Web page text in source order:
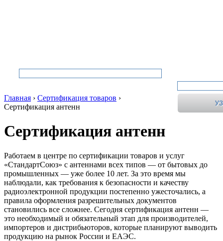
Главная › Сертификация товаров ›
Сертификация антенн
Сертификация антенн
Работаем в центре по сертификации товаров и услуг
«СтандартСоюз» с антеннами всех типов — от бытовых до
промышленных — уже более 10 лет. За это время мы
наблюдали, как требования к безопасности и качеству
радиоэлектронной продукции постепенно ужесточались, а
правила оформления разрешительных документов
становились все сложнее. Сегодня сертификация антенн —
это необходимый и обязательный этап для производителей,
импортеров и дистрибьюторов, которые планируют выводить
продукцию на рынок России и ЕАЭС.